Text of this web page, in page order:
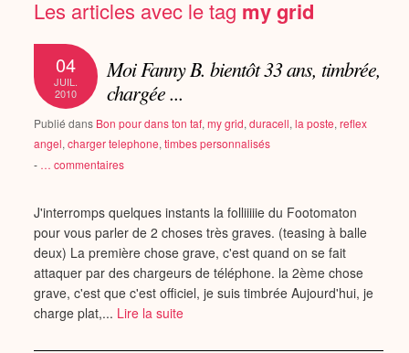
Les articles avec le tag my grid
04
JUIL.
2010
Moi Fanny B. bientôt 33 ans, timbrée,
chargée ...
Publié dans Bon pour dans ton taf,my grid,duracell,la poste,reflex
angel,charger telephone,timbes personnalisés
- … commentaires
J'interromps quelques instants la folliiiiie du Footomaton
pour vous parler de 2 choses très graves. (teasing à balle
deux) La première chose grave, c'est quand on se fait
attaquer par des chargeurs de téléphone. la 2ème chose
grave, c'est que c'est officiel, je suis timbrée Aujourd'hui, je
charge plat,... Lire la suite